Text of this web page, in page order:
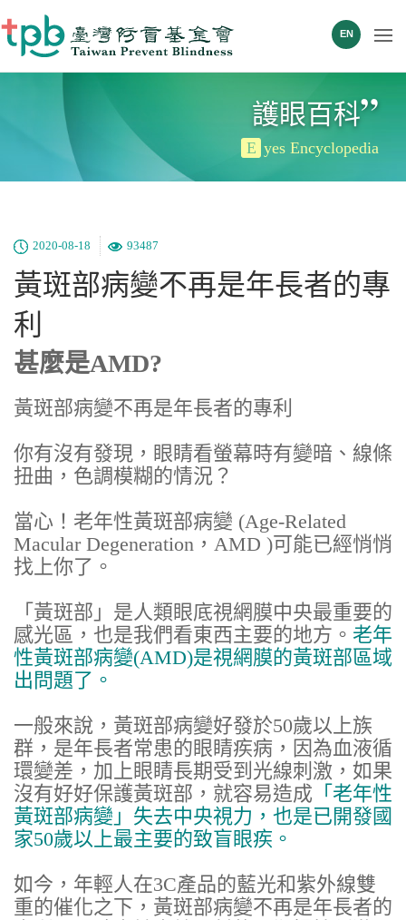
EN
護眼百科”
E yes Encyclopedia
2020-08-18 93487
黃斑部病變不再是年長者的專
利
甚麼是AMD?
黃斑部病變不再是年長者的專利
你有沒有發現，眼睛看螢幕時有變暗、線條
扭曲，色調模糊的情況？
當心！老年性黃斑部病變 (Age-Related
Macular Degeneration，AMD )可能已經悄悄
找上你了。
「黃斑部」是人類眼底視網膜中央最重要的
感光區，也是我們看東西主要的地方。 老年
性黃斑部病變(AMD)是視網膜的黃斑部區域
出問題了。
一般來說，黃斑部病變好發於50歲以上族
群，是年長者常患的眼睛疾病，因為血液循
環變差，加上眼睛長期受到光線刺激，如果
沒有好好保護黃斑部，就容易造成 「老年性
黃斑部病變」失去中央視力，也是已開發國
家50歲以上最主要的致盲眼疾。
如今，年輕人在3C產品的藍光和紫外線雙
重的催化之下，黃斑部病變不再是年長者的